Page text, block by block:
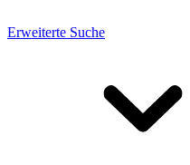
Erweiterte Suche